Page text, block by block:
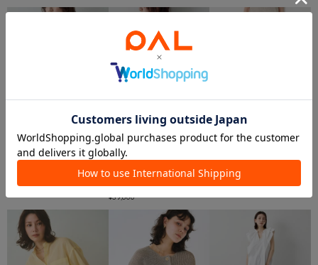
10％OFFクーポン
在庫なし
Whim Gazette
シアーノーカラージャケット
¥27,060
10％OFFクーポン
在庫なし
ツイルダブルブレストジャケッ
ト
¥39,600
10％OFFクーポン
ツイルイージーパンツ
¥22,000